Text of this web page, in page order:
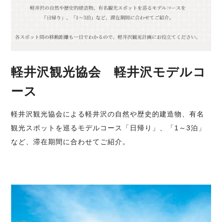
軽井沢観光協会 軽井沢モデルコ
ース
軽井沢観光協会による軽井沢の自然や歴史的建造物、有名
観光スポットを巡るモデルコース「日帰り」、「1～3泊」
など、滞在期間に合わせてご紹介。